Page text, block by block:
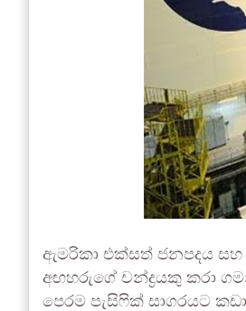
ඇමරිකා එක්සත් ජනපදය සහ
අඟහරුගේ චන්ද්‍රයකු කරා
පෙරම පැසිෆික් සාගරයට